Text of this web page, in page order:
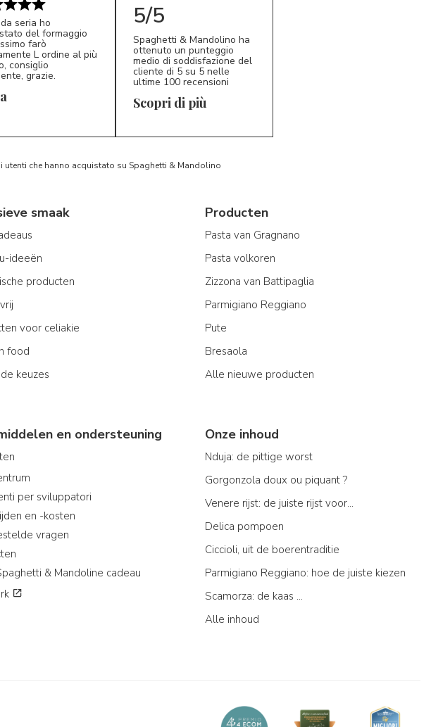
seria ho
del formaggio
farò
L ordine al più
consiglio
grazie.
5/5
Spaghetti & Mandolino ha
ottenuto un punteggio
medio di soddisfazione del
cliente di 5 su 5 nelle
ultime 100 recensioni
Scopri di più
utenti che hanno acquistato su Spaghetti & Mandolino
smaak
ideeën
producten
voor celiakie
food
keuzes
Producten
Pasta van Gragnano
Pasta volkoren
Zizzona van Battipaglia
Parmigiano Reggiano
Pute
Bresaola
Alle nieuwe producten
en ondersteuning
per sviluppatori
en -kosten
vragen
& Mandoline cadeau
Onze inhoud
Nduja: de pittige worst
Gorgonzola doux ou piquant ?
Venere rijst: de juiste rijst voor...
Delica pompoen
Ciccioli, uit de boerentraditie
Parmigiano Reggiano: hoe de juiste kiezen
Scamorza: de kaas ...
Alle inhoud